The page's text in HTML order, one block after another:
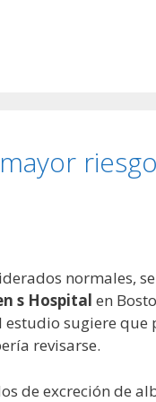
normales,
s Hospital en
estudio sugiere
revisarse.
de excreción de